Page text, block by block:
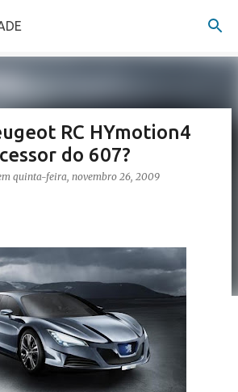
o conteúdo principal
RC HYmotion4
do 607?
quinta-feira, novembro 26, 2009